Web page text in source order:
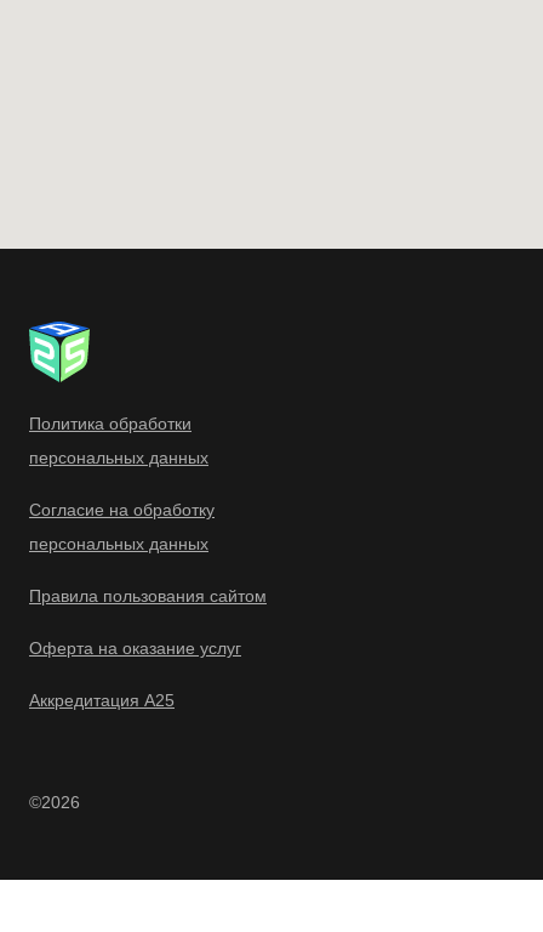
Политика обработки
персональных данных
Согласие на обработку
персональных данных
Правила пользования сайтом
Оферта на оказание услуг
Аккредитация А25
©2026